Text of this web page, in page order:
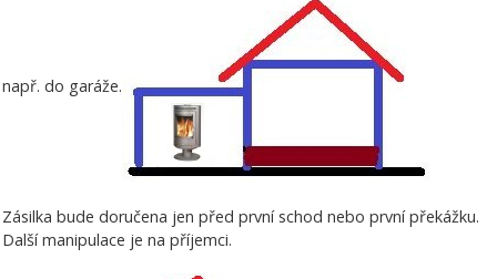
např. do garáže.
Zásilka bude doručena jen před první schod nebo první překážku.
Další manipulace je na příjemci.